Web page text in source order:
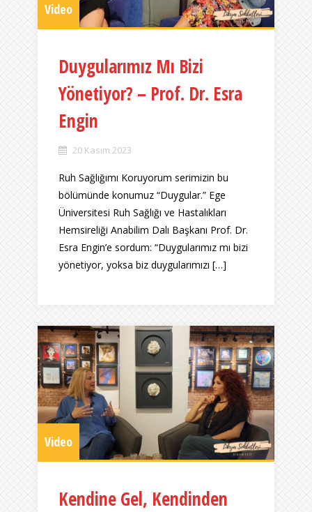
Video
Duygularımız Mı Bizi
Yönetiyor? – Prof. Dr. Esra
Engin
20 Kasım 2023
Ruh Sağlığımı Koruyorum serimizin bu
bölümünde konumuz “Duygular.” Ege
Üniversitesi Ruh Sağlığı ve Hastalıkları
Hemsireliği Anabilim Dalı Başkanı Prof. Dr.
Esra Engin’e sordum: “Duygularımız mı bizi
yönetiyor, yoksa biz duygularımızı […]
Video
Kendine Gel, Kendinden